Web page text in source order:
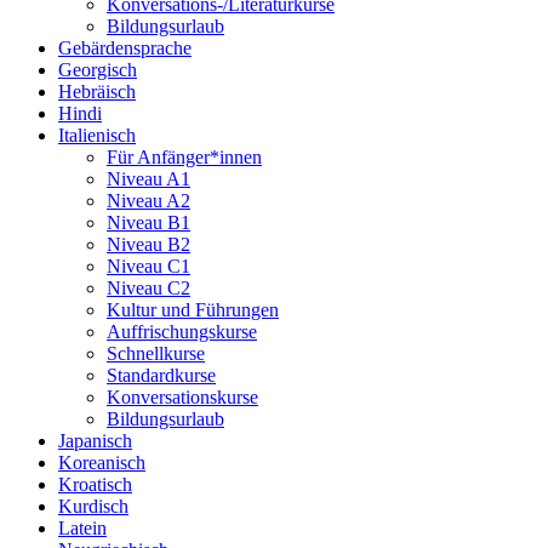
Bildungsurlaub
Gebärdensprache
Georgisch
Hebräisch
Hindi
Italienisch
Für Anfänger*innen
Niveau A1
Niveau A2
Niveau B1
Niveau B2
Niveau C1
Niveau C2
Kultur und Führungen
Auffrischungskurse
Schnellkurse
Standardkurse
Konversationskurse
Bildungsurlaub
Japanisch
Koreanisch
Kroatisch
Kurdisch
Latein